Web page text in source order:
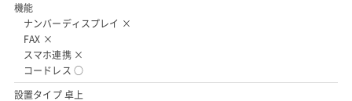
機能
ナンバーディスプレイ ×
FAX ×
スマホ連携 ×
コードレス ○
設置タイプ 卓上